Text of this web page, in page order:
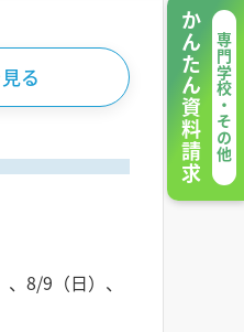
る
8/9（日）、
専門学校・その他
かんたん資料請求